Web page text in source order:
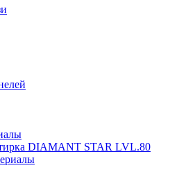
DIAMANT STAR LVL.80